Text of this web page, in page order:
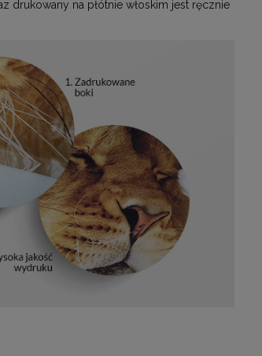
drukowany na płótnie włoskim jest ręcznie